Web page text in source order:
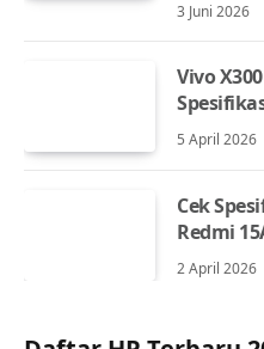
3 Juni 2026
Vivo
5 April 2026
Cek
Redmi
2 April 2026